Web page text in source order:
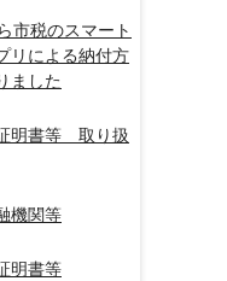
市税のスマート
リによる納付方
ました
明書等 取り扱
機関等
明書等